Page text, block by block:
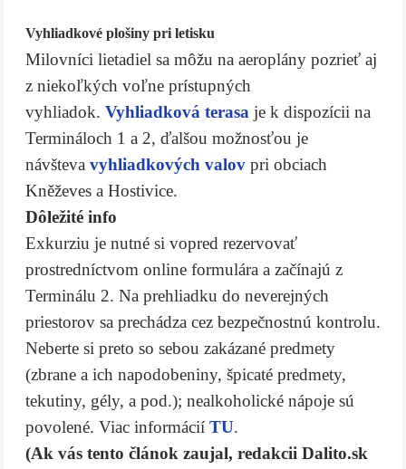
Vyhliadkové plošiny pri letisku
Milovníci lietadiel sa môžu na aeroplány pozrieť aj
z niekoľkých voľne prístupných
vyhliadok. Vyhliadková terasa je k dispozícii na
Termináloch 1 a 2, ďalšou možnosťou je
návšteva vyhliadkových valov pri obciach
Kněževes a Hostivice.
Dôležité info
Exkurziu je nutné si vopred rezervovať
prostredníctvom online formulára a začínajú z
Terminálu 2. Na prehliadku do neverejných
priestorov sa prechádza cez bezpečnostnú kontrolu.
Neberte si preto so sebou zakázané predmety
(zbrane a ich napodobeniny, špicaté predmety,
tekutiny, gély, a pod.); nealkoholické nápoje sú
povolené. Viac informácií TU.
(Ak vás tento článok zaujal, redakcii Dalito.sk